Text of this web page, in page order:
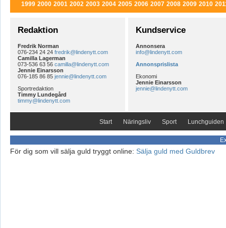
1999 2000 2001 2002 2003 2004 2005 2006 2007 2008 2009 2010
Redaktion
Fredrik Norman
076-234 24 24 fredrik@lindenytt.com
Camilla Lagerman
073-536 63 56 camilla@lindenytt.com
Jennie Einarsson
076-185 86 85 jennie@lindenytt.com
Sportredaktion
Timmy Lundegård
timmy@lindenytt.com
Kundservice
Annonsera
info@lindenytt.com
Annonsprislista
Ekonomi
Jennie Einarsson
jennie@lindenytt.com
Start Näringsliv Sport Lunchguiden
För dig som vill sälja guld tryggt online: Sälja guld med Guldbrev